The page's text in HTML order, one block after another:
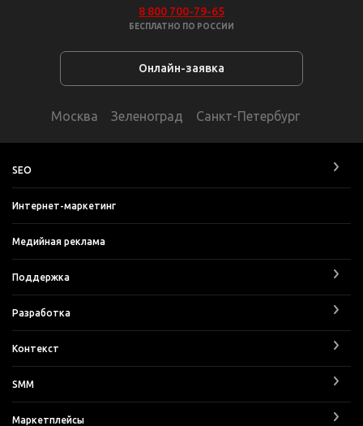
8 800 700-79-65
БЕСПЛАТНО ПО РОССИИ
Онлайн-заявка
Москва Зеленоград Санкт-Петербург
SEO
Интернет-маркетинг
Медийная реклама
Поддержка
Разработка
Контекст
SMM
Маркетплейсы